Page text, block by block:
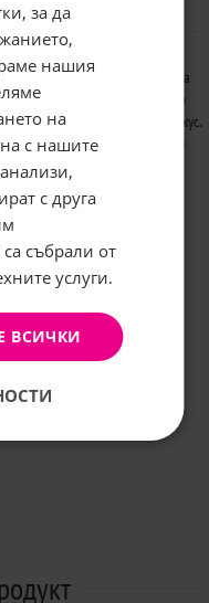
съчетава в себе си зърна
в акорди на магнолия, божур и
от чувствена амбра и мускус.
подходящ за топлите
разкриващо нежно-
оттенъци, които подчертават
за да
нашия
на
с нашите
с друга
събрали от
услуги.
ВСИЧКИ
и